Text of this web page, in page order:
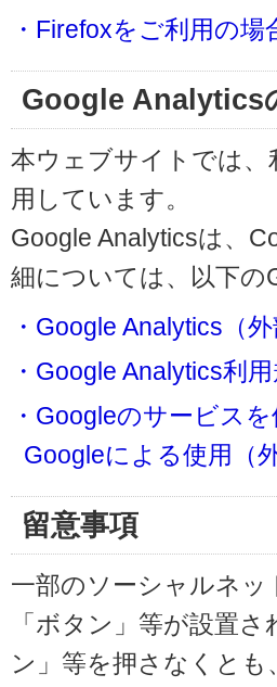
・Firefoxをご利用の
Google Analytics
本ウェブサイトでは、
用しています。
Google Analyticsは、
細については、以下
・Google Analytics（
・Google Analytics利
・Googleのサービス
Googleによる使用（
留意事項
一部のソーシャルネ
「ボタン」等が設置
ン」等を押さなくと